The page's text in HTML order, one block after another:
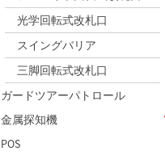
光学回転式改札口
スイングバリア
三脚回転式改札口
ガードツアーパトロール
金属探知機
POS